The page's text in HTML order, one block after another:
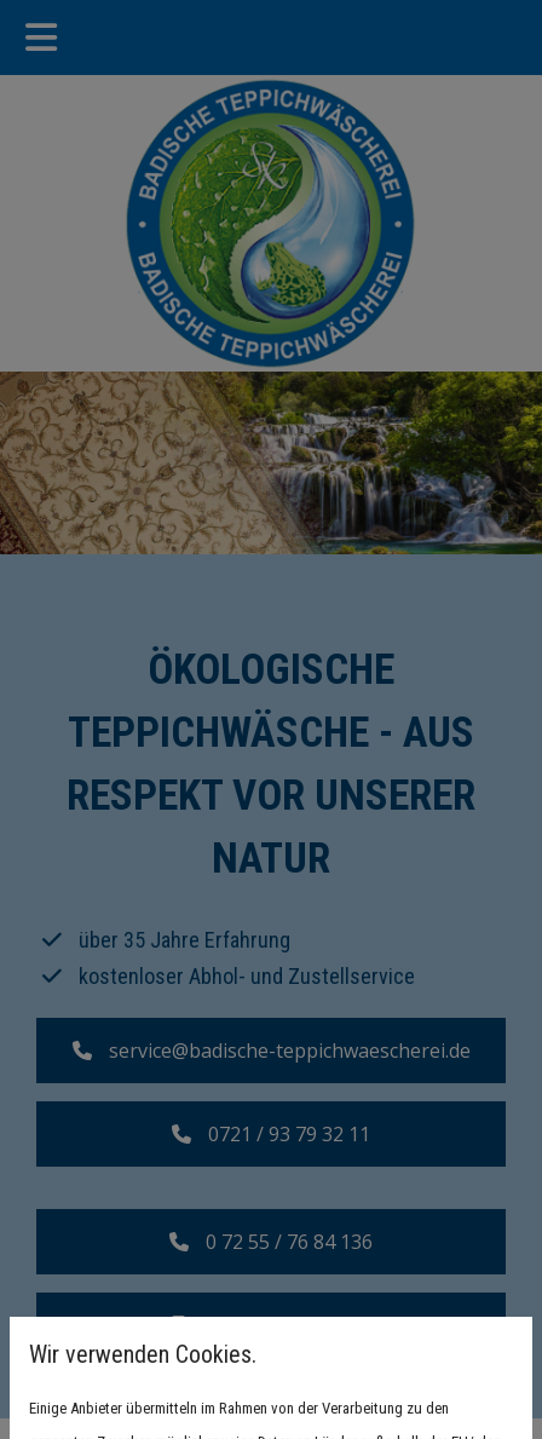
ÖKOLOGISCHE
TEPPICHWÄSCHE - AUS
RESPEKT VOR UNSERER
NATUR
über 35 Jahre Erfahrung
kostenloser Abhol- und Zustellservice
service@badische-teppichwaescherei.de
0721 / 93 79 32 11
0 72 55 / 76 84 136
01 51 / 18 99 32 83
Wir verwenden Cookies.
Einige Anbieter übermitteln im Rahmen von der Verarbeitung zu den